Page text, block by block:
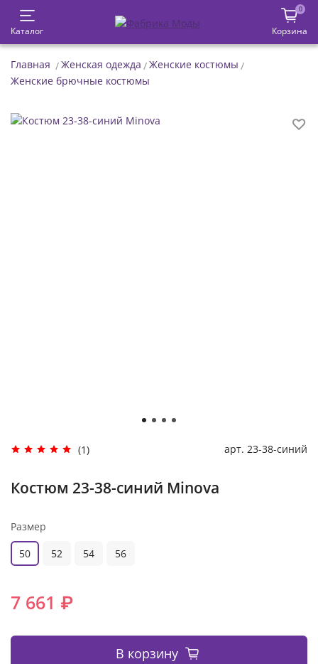
Каталог
0
Корзина
Главная Женская одежда
Женские костюмы
Женские брючные костюмы
(1) арт. 23-38-синий
Костюм 23-38-синий Minova
Размер
50
52 54 56
7 661 ₽
В корзину